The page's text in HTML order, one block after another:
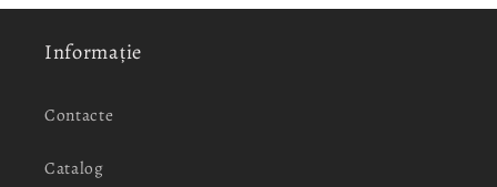
Informație
Contacte
Catalog